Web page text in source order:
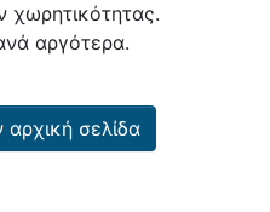
χωρητικότητας.
αργότερα.
σελίδα